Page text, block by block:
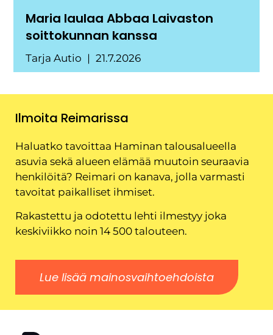
Maria laulaa Abbaa Laivaston
soittokunnan kanssa
Tarja Autio 21.7.2026
Ilmoita Reimarissa
Haluatko tavoittaa Haminan talousalueella
asuvia sekä alueen elämää muutoin seuraavia
henkilöitä? Reimari on kanava, jolla varmasti
tavoitat paikalliset ihmiset.
Rakastettu ja odotettu lehti ilmestyy joka
keskiviikko noin 14 500 talouteen.
Lue lisää mainosvaihtoehdoista